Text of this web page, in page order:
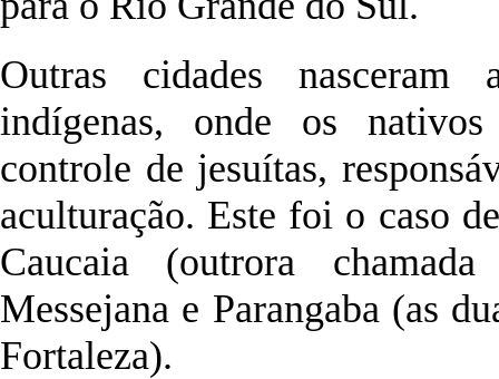
Outras cidades
indígenas, onde os
controle de jesuítas,
aculturação. Este foi o caso
Caucaia (outrora
Messejana e Parangaba (as
Fortaleza).